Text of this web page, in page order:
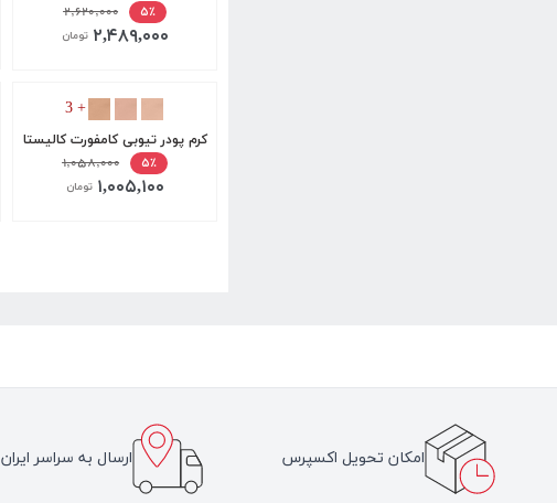
۵٪
۲,۶۲۰,۰۰۰
۲,۴۸۹,۰۰۰ تومان
+ 3
‫کرم پودر تیوبی کامفورت کالیستا
۵٪
۱,۰۵۸,۰۰۰
۱,۰۰۵,۱۰۰ تومان
امکان تحویل اکسپرس ارسال به سراسر ایران